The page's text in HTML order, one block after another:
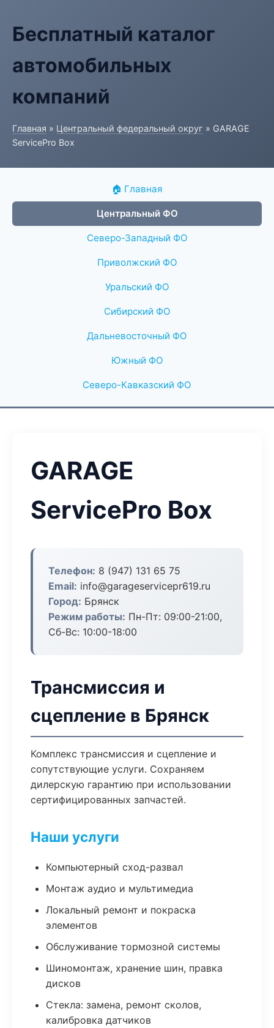
Бесплатный каталог
автомобильных
компаний
Главная » Центральный федеральный округ » GARAGE
ServicePro Box
🏠 Главная
Центральный ФО
Северо-Западный ФО
Приволжский ФО
Уральский ФО
Сибирский ФО
Дальневосточный ФО
Южный ФО
Северо-Кавказский ФО
GARAGE
ServicePro Box
Телефон: 8 (947) 131 65 75
Email: info@garageservicepr619.ru
Город: Брянск
Режим работы: Пн-Пт: 09:00-21:00,
Сб-Вс: 10:00-18:00
Трансмиссия и
сцепление в Брянск
Комплекс трансмиссия и сцепление и
сопутствующие услуги. Сохраняем
дилерскую гарантию при использовании
сертифицированных запчастей.
Наши услуги
Компьютерный сход-развал
Монтаж аудио и мультимедиа
Локальный ремонт и покраска
элементов
Обслуживание тормозной системы
Шиномонтаж, хранение шин, правка
дисков
Стекла: замена, ремонт сколов,
калибровка датчиков